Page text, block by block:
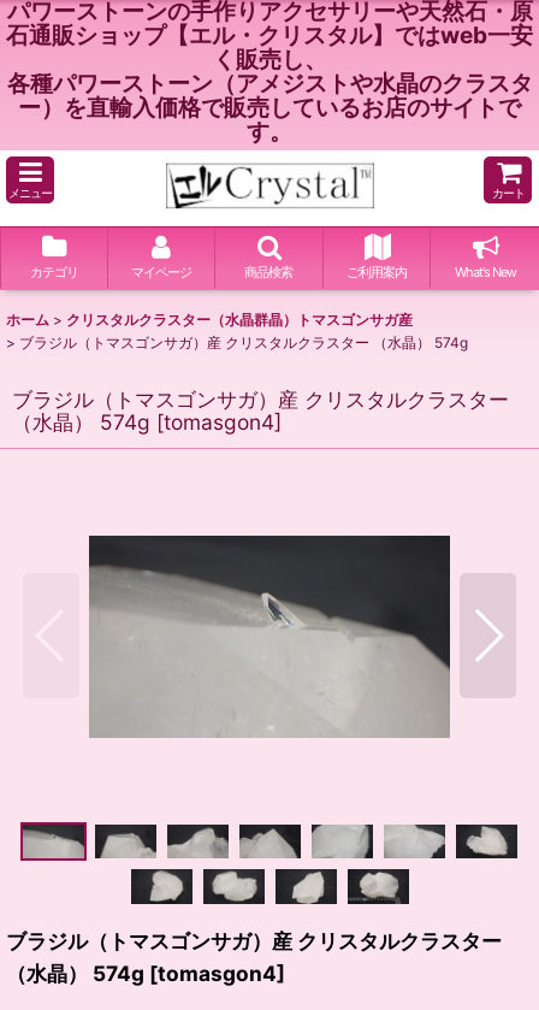
パワーストーンの手作りアクセサリーや天然石・原
石通販ショップ【エル・クリスタル】ではweb一安
く販売し、
各種パワーストーン（アメジストや水晶のクラスタ
ー）を直輸入価格で販売しているお店のサイトで
す。
メニュー カート
カテゴリ マイページ 商品検索 ご利用案内 What's New
ホーム > クリスタルクラスター（水晶群晶）トマスゴンサガ産
> ブラジル（トマスゴンサガ）産 クリスタルクラスター （水晶） 574g
ブラジル（トマスゴンサガ）産 クリスタルクラスター
（水晶） 574g [tomasgon4]
ブラジル（トマスゴンサガ）産 クリスタルクラスター
（水晶） 574g [tomasgon4]